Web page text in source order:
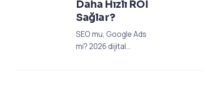
Daha Hızlı ROI
Sağlar?
SEO mu, Google Ads
mi? 2026 dijital